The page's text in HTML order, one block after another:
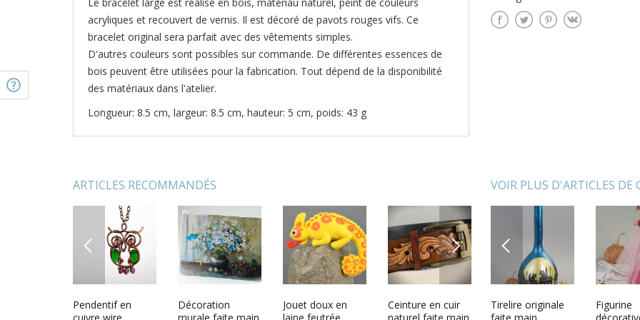
acryliques et recouvert de vernis. Il est décoré de pavots rouges vifs. Ce
bracelet original sera parfait avec des vêtements simples.
D'autres couleurs sont possibles sur commande. De différentes essences de
bois peuvent être utilisées pour la fabrication. Tout dépend de la disponibilité
des matériaux dans l'atelier.
Longueur: 8.5 cm, largeur: 8.5 cm, hauteur: 5 cm, poids: 43 g
ARTICLES RECOMMANDÉS
PREVIOUS
Pendentif en
Décoration
Jouet doux en
Ceinture en cuir
Jouet mou tricoté
Oeuf de
NEXT
VOIR PLUS D'ARTICLES DE
PREVIOUS
Figurines
Bracelet jonc bois
Oie décorative
Statuettes design
Tirelire originale
Figurine